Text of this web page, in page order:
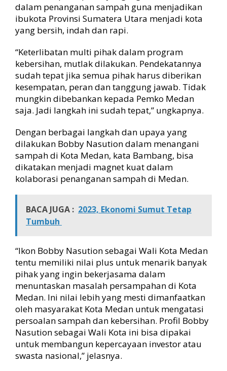
dalam penanganan sampah guna menjadikan
ibukota Provinsi Sumatera Utara menjadi kota
yang bersih, indah dan rapi.
“Keterlibatan multi pihak dalam program
kebersihan, mutlak dilakukan. Pendekatannya
sudah tepat jika semua pihak harus diberikan
kesempatan, peran dan tanggung jawab. Tidak
mungkin dibebankan kepada Pemko Medan
saja. Jadi langkah ini sudah tepat,” ungkapnya.
Dengan berbagai langkah dan upaya yang
dilakukan Bobby Nasution dalam menangani
sampah di Kota Medan, kata Bambang, bisa
dikatakan menjadi magnet kuat dalam
kolaborasi penanganan sampah di Medan.
BACA JUGA : 2023, Ekonomi Sumut Tetap
Tumbuh
“Ikon Bobby Nasution sebagai Wali Kota Medan
tentu memiliki nilai plus untuk menarik banyak
pihak yang ingin bekerjasama dalam
menuntaskan masalah persampahan di Kota
Medan. Ini nilai lebih yang mesti dimanfaatkan
oleh masyarakat Kota Medan untuk mengatasi
persoalan sampah dan kebersihan. Profil Bobby
Nasution sebagai Wali Kota ini bisa dipakai
untuk membangun kepercayaan investor atau
swasta nasional,” jelasnya.